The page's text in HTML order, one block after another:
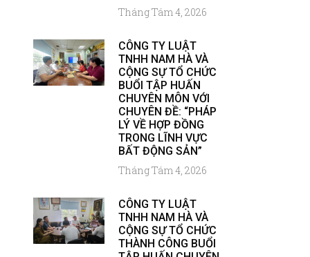
Tháng Tám 4, 2026
CÔNG TY LUẬT
TNHH NAM HÀ VÀ
CỘNG SỰ TỔ CHỨC
BUỔI TẬP HUẤN
CHUYÊN MÔN VỚI
CHUYÊN ĐỀ: “PHÁP
LÝ VỀ HỢP ĐỒNG
TRONG LĨNH VỰC
BẤT ĐỘNG SẢN”
Tháng Tám 4, 2026
CÔNG TY LUẬT
TNHH NAM HÀ VÀ
CỘNG SỰ TỔ CHỨC
THÀNH CÔNG BUỔI